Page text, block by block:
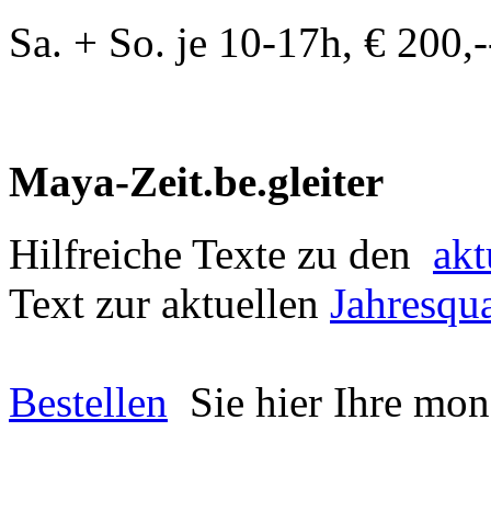
Sa. + So. je 10-17h, €
Maya-Zeit.be.gleiter
Hilfreiche Texte zu den
Text zur aktuellen
Bestellen Sie hier Ihre